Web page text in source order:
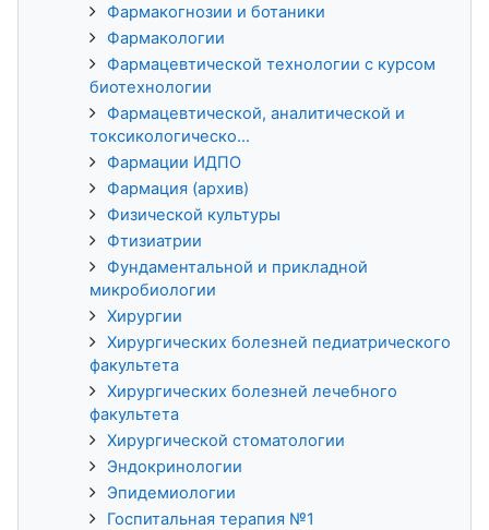
Фармакогнозии и ботаники
Фармакологии
Фармацевтической технологии с курсом
биотехнологии
Фармацевтической, аналитической и
токсикологическо...
Фармации ИДПО
Фармация (архив)
Физической культуры
Фтизиатрии
Фундаментальной и прикладной
микробиологии
Хирургии
Хирургических болезней педиатрического
факультета
Хирургических болезней лечебного
факультета
Хирургической стоматологии
Эндокринологии
Эпидемиологии
Госпитальная терапия №1